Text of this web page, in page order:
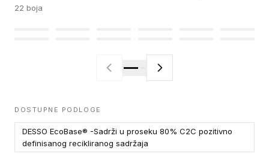
22 boja
DOSTUPNE PODLOGE
DESSO EcoBase® -Sadrži u proseku 80% C2C pozitivno
definisanog recikliranog sadržaja